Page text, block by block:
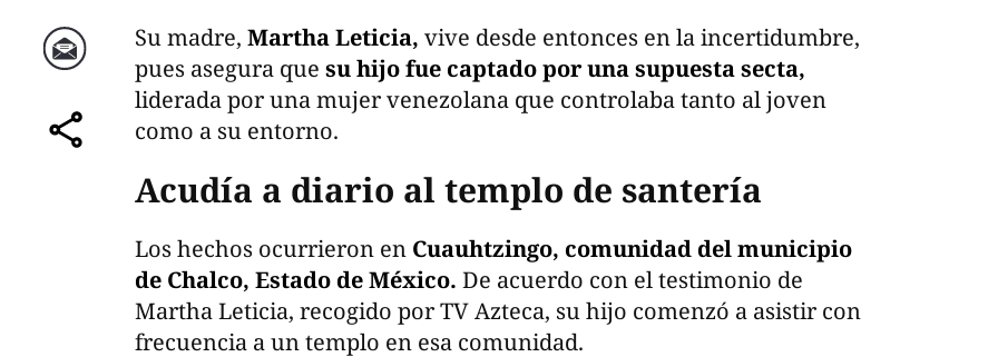
Correo
comparte
Su madre, Martha Leticia, vive desde entonces en la incertidumbre,
pues asegura que su hijo fue captado por una supuesta secta,
liderada por una mujer venezolana que controlaba tanto al joven
como a su entorno.
Acudía a diario al templo de santería
Los hechos ocurrieron en Cuauhtzingo, comunidad del municipio
de Chalco, Estado de México. De acuerdo con el testimonio de
Martha Leticia, recogido por TV Azteca, su hijo comenzó a asistir con
frecuencia a un templo en esa comunidad.